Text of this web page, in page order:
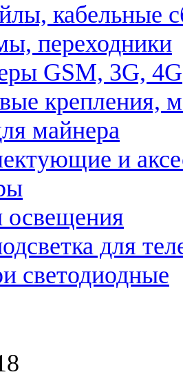
кабельные
переходники
GSM, 3G, 4G
крепления,
майнера
и
для
светодиодные